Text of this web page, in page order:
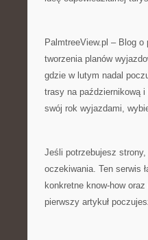
PalmtreeView.pl – Blog
tworzenia planów
gdzie w lutym nadal
trasy na październikową
swój rok wyjazdami,
Jeśli potrzebujesz strony,
oczekiwania. Ten serwis
konkretne know-how
pierwszy artykuł